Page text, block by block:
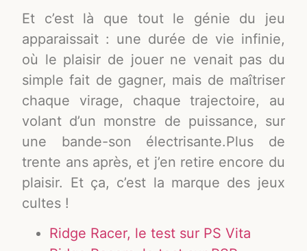
Et c’est là que tout le génie du jeu
apparaissait : une durée de vie infinie,
où le plaisir de jouer ne venait pas du
simple fait de gagner, mais de maîtriser
chaque virage, chaque trajectoire, au
volant d’un monstre de puissance, sur
une bande-son électrisante.Plus de
trente ans après, et j’en retire encore du
plaisir. Et ça, c’est la marque des jeux
cultes !
Ridge Racer, le test sur PS Vita